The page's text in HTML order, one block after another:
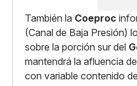
También la Coeproc
(Canal de Baja Presión)
sobre la porción sur del
mantendrá la afluencia
con variable contenido